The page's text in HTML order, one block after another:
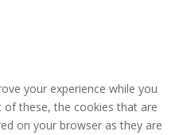
your experience while you
these, the cookies that are
on your browser as they are